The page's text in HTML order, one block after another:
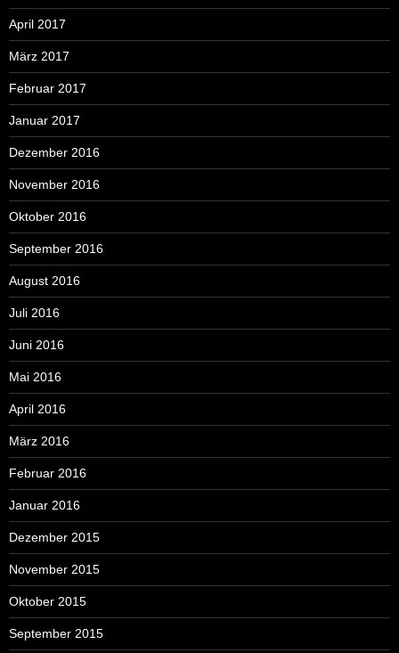
April 2017
März 2017
Februar 2017
Januar 2017
Dezember 2016
November 2016
Oktober 2016
September 2016
August 2016
Juli 2016
Juni 2016
Mai 2016
April 2016
März 2016
Februar 2016
Januar 2016
Dezember 2015
November 2015
Oktober 2015
September 2015